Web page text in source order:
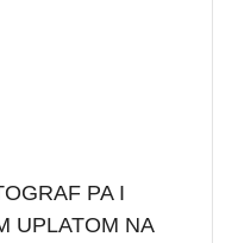
PA I
UPLATOM NA